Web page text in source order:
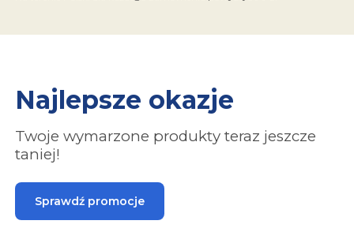
Najlepsze okazje
Twoje wymarzone produkty teraz jeszcze
taniej!
Sprawdź promocje